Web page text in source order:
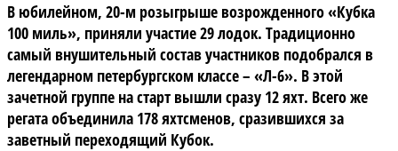
В юбилейном, 20-м розыгрыше возрожденного «Кубка
100 миль», приняли участие 29 лодок. Традиционно
самый внушительный состав участников подобрался в
легендарном петербургском классе – «Л-6». В этой
зачетной группе на старт вышли сразу 12 яхт. Всего же
регата объединила 178 яхтсменов, сразившихся за
заветный переходящий Кубок.